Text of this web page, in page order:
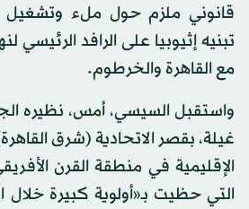
قانوني ملزم حول ملء وتشغيل
تبنيه إثيوبيا على الرافد الرئيسي
مع القاهرة والخرطوم.
واستقبل السيسي، أمس، نظيره
غيلة، بقصر الاتحادية (شرق
الإقليمية في منطقة القرن
التي حظيت بـ«أولوية كبيرة